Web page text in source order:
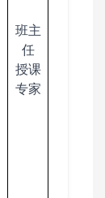
班主
任
授课
专家